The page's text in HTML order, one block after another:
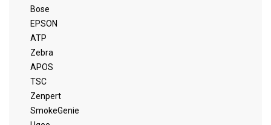
Bose
EPSON
ATP
Zebra
APOS
TSC
Zenpert
SmokeGenie